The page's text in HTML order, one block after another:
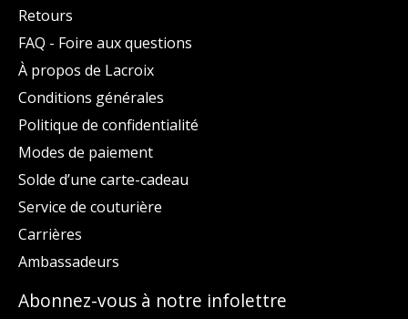
Retours
FAQ - Foire aux questions
À propos de Lacroix
Conditions générales
Politique de confidentialité
Modes de paiement
Solde d’une carte-cadeau
Service de couturière
Carrières
Ambassadeurs
Abonnez-vous à notre infolettre